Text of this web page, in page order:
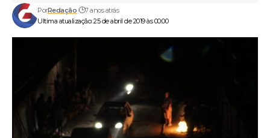
Ultima atualização: 25 de abril de 2019 às 00:00
PorRedação 7 anos atrás